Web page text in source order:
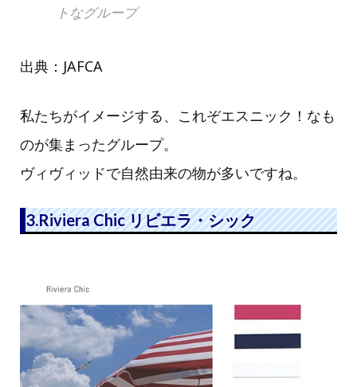
トなグループ
出典：JAFCA
私たちがイメージする、これぞエスニック！なも
のが集まったグループ。
ヴィヴィッドで自然由来の物が多いですね。
3.Riviera Chic リビエラ・シック